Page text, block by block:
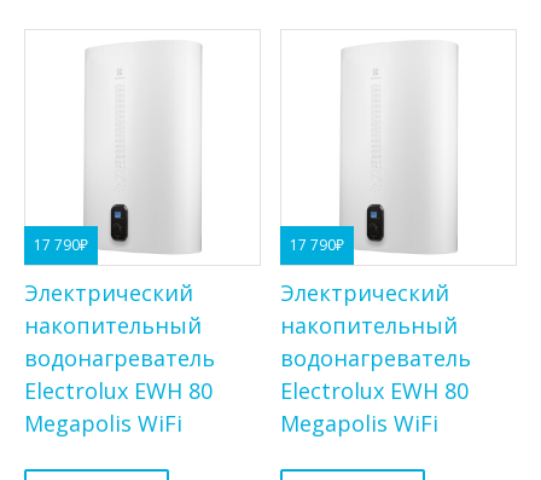
17 790₽
Электрический
накопительный
водонагреватель
Electrolux EWH 80
Megapolis WiFi
17 790₽
Электрический
накопительный
водонагреватель
Electrolux EWH 80
Megapolis WiFi